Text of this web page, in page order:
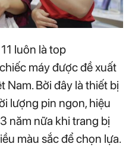
luôn là top
máy được đề xuất
Nam. Bởi đây là thiết bị
lượng pin ngon, hiệu
năm nữa khi trang bị
màu sắc để chọn lựa.